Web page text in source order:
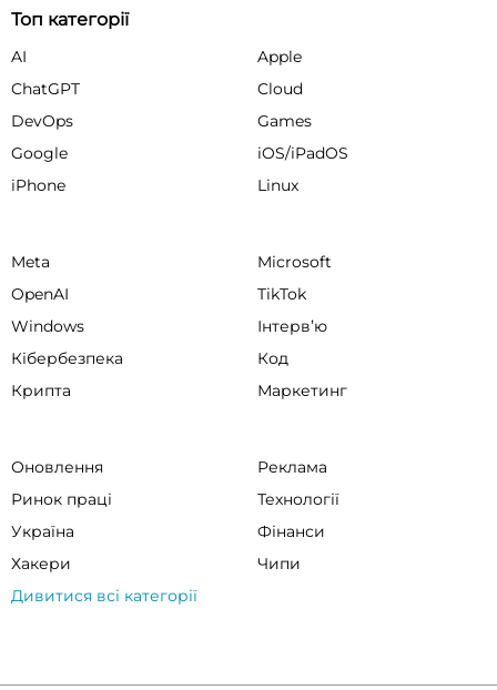
Топ категорії
AI
Apple
ChatGPT
Cloud
DevOps
Games
Google
iOS/iPadOS
iPhone
Linux
Meta
Microsoft
OpenAI
TikTok
Windows
Інтервʼю
Кібербезпека
Код
Крипта
Маркетинг
Оновлення
Реклама
Ринок праці
Технології
Україна
Фінанси
Хакери
Чипи
Дивитися всі категорії